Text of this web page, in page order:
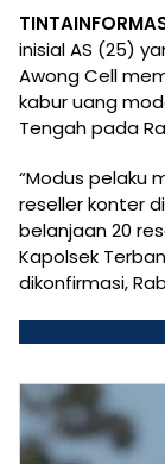
inisial AS (25)
Awong Cell
kabur uang
Tengah pada
“Modus pelaku
reseller konter
belanjaan 20
Kapolsek
dikonfirmasi,